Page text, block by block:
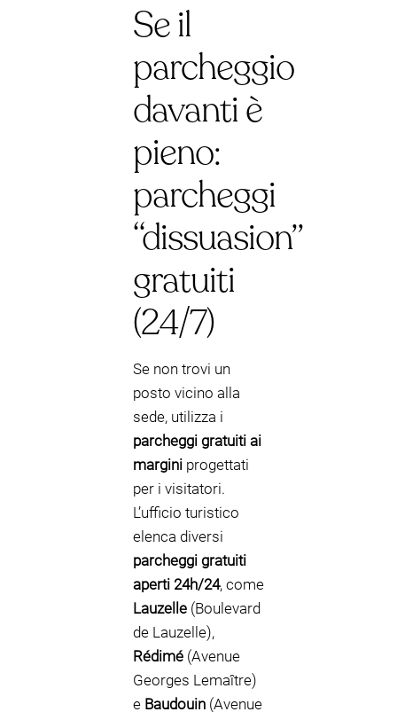
Se il
parcheggio
davanti è
pieno:
parcheggi
“dissuasion”
gratuiti
(24/7)
Se non trovi un
posto vicino alla
sede, utilizza i
parcheggi gratuiti ai
margini progettati
per i visitatori.
L’ufficio turistico
elenca diversi
parcheggi gratuiti
aperti 24h/24, come
Lauzelle (Boulevard
de Lauzelle),
Rédimé (Avenue
Georges Lemaître)
e Baudouin (Avenue